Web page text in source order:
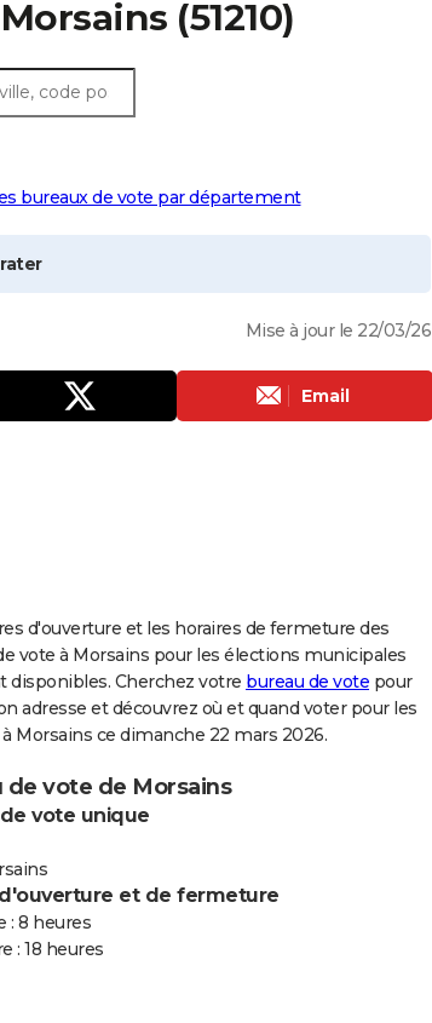
Morsains (51210)
bureaux de vote par département
Mise à jour le 22/03/26
Email
d'ouverture et les horaires de fermeture des
vote à Morsains pour les élections municipales
disponibles. Cherchez votre bureau de vote pour
adresse et découvrez où et quand voter pour les
Morsains ce dimanche 22 mars 2026.
de vote de Morsains
vote unique
et de fermeture
: 8 heures
: 18 heures